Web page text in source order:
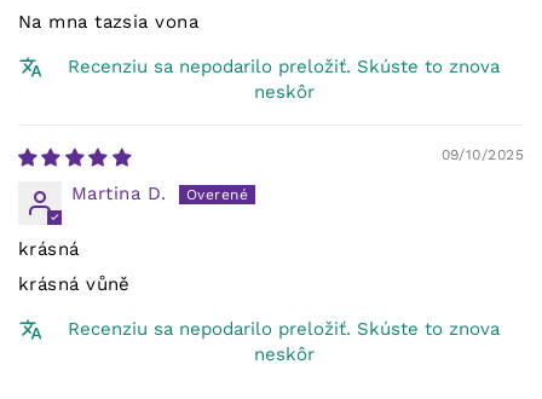
Na mna tazsia vona
Recenziu sa nepodarilo preložiť. Skúste to znova
neskôr
09/10/2025
Martina D.
krásná
krásná vůně
Recenziu sa nepodarilo preložiť. Skúste to znova
neskôr